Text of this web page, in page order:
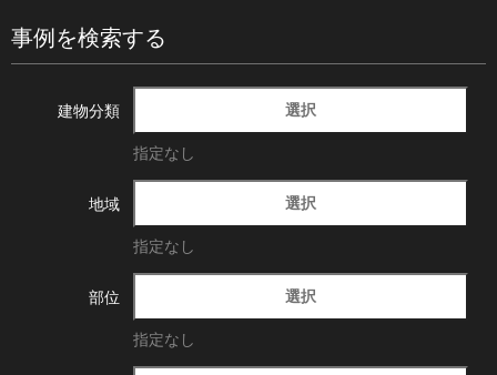
事例を検索する
建物分類 選択
指定なし
地域 選択
指定なし
部位 選択
指定なし